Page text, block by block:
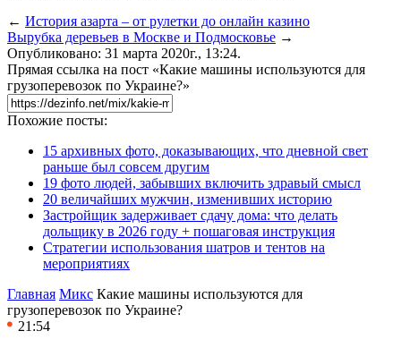
← История азарта – от рулетки до онлайн казино
Вырубка деревьев в Москве и Подмосковье →
Опубликовано: 31 марта 2020г., 13:24.
Прямая ссылка на пост «Какие машины используются для
грузоперевозок по Украине?»
Похожие посты:
15 архивных фото, доказывающих, что дневной свет
раньше был совсем другим
19 фото людей, забывших включить здравый смысл
20 величайших мужчин, изменивших историю
Застройщик задерживает сдачу дома: что делать
дольщику в 2026 году + пошаговая инструкция
Стратегии использования шатров и тентов на
мероприятиях
Главная Микс Какие машины используются для
грузоперевозок по Украине?
21:54